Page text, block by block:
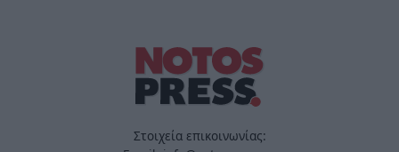
Στοιχεία επικοινωνίας: